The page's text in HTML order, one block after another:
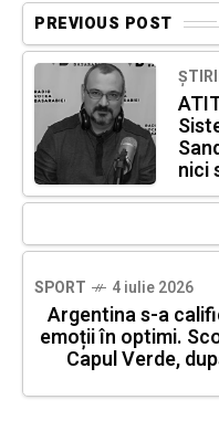
PREVIOUS POST
nici
SPORT 4 iulie 2026
Argentina s-a
emoții în optimi.
Capul Verde,